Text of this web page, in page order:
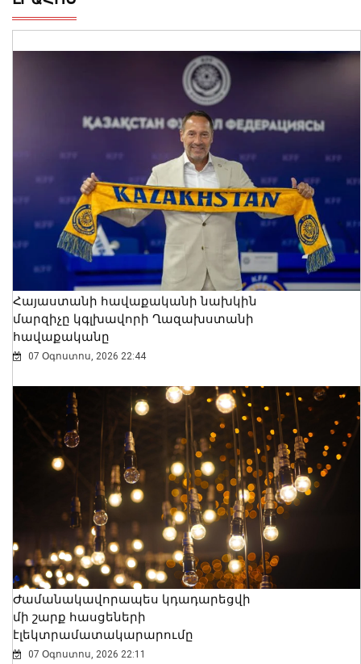
Հայաստանի հավաքականի նախկին
մարզիչը կգլխավորի Ղազախստանի
հավաքականը
07 Օգոստոս, 2026 22:44
Ժամանակավորապես կդադարեցվի
մի շարք հասցեների
էլեկտրամատակարարումը
07 Օգոստոս, 2026 22:11